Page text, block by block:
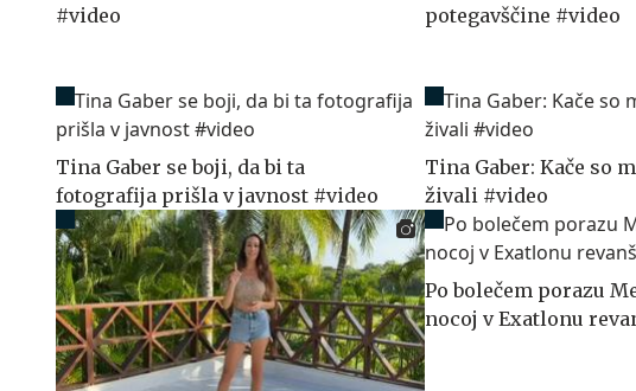
#video
potegavščine #video
Tina Gaber se boji, da bi ta
fotografija prišla v javnost #video
Tina Gaber: Kače so
živali #video
Po bolečem porazu
nocoj v Exatlonu